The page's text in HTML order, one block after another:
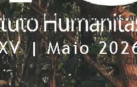
IHU On-Line - Nos últimos
que isso ocorreu e qual a
Carolina de Abreu Batista
fatores são muitos e